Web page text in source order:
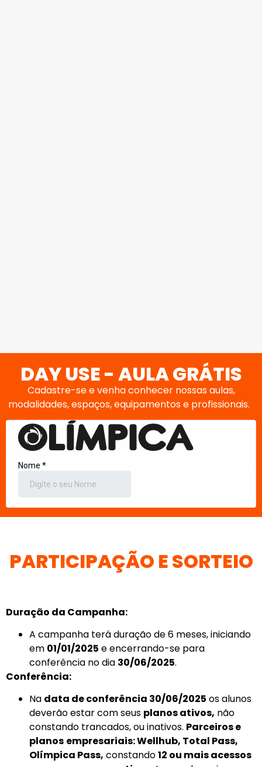
DAY USE - AULA GRÁTIS
Cadastre-se e venha conhecer nossas aulas,
modalidades, espaços, equipamentos e profissionais.
PARTICIPAÇÃO E SORTEIO
Duração da Campanha:
A campanha terá duração de 6 meses, iniciando
em 01/01/2025 e encerrando-se para
conferência no dia 30/06/2025.
Conferência:
Na data de conferência 30/06/2025 os alunos
deverão estar com seus planos ativos, não
constando trancados, ou inativos. Parceiros e
planos empresariais: Wellhub, Total Pass,
Olímpica Pass, constando12 ou mais acessos